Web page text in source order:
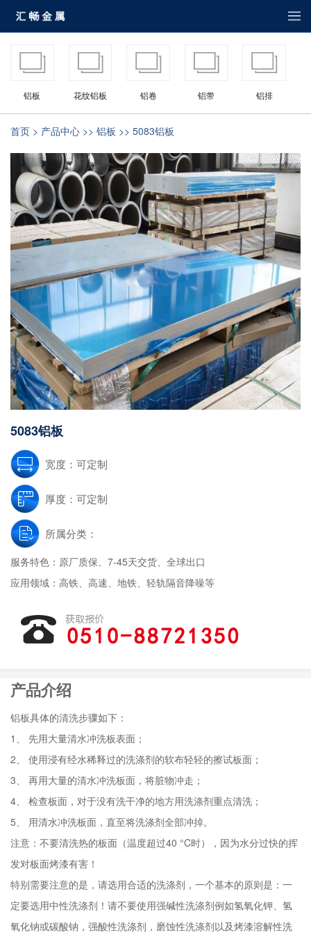
铝板 花纹铝板 铝卷 铝带 铝排
首页 > 产品中心 >> 铝板 >> 5083铝板
5083铝板
宽度：可定制
厚度：可定制
所属分类：
服务特色： 原厂质保、7-45天交货、全球出口
应用领域： 高铁、高速、地铁、轻轨隔音降噪等
产品介绍
铝板具体的清洗步骤如下：
1、 先用大量清水冲洗板表面；
2、 使用浸有经水稀释过的洗涤剂的软布轻轻的擦试板面；
3、 再用大量的清水冲洗板面，将脏物冲走；
4、 检查板面，对于没有洗干净的地方用洗涤剂重点清洗；
5、 用清水冲洗板面，直至将洗涤剂全部冲掉。
注意：不要清洗热的板面（温度超过40 °C时），因为水分过快的挥
发对板面烤漆有害！
特别需要注意的是，请选用合适的洗涤剂，一个基本的原则是：一
定要选用中性洗涤剂！请不要使用强碱性洗涤剂例如氢氧化钾、氢
氧化钠或碳酸钠，强酸性洗涤剂，磨蚀性洗涤剂以及烤漆溶解性洗